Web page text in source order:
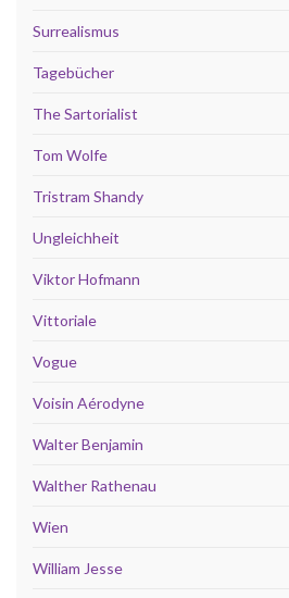
Surrealismus
Tagebücher
The Sartorialist
Tom Wolfe
Tristram Shandy
Ungleichheit
Viktor Hofmann
Vittoriale
Vogue
Voisin Aérodyne
Walter Benjamin
Walther Rathenau
Wien
William Jesse